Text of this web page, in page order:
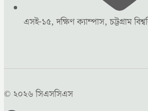
এসই-১৫, দক্ষিণ ক্যাম্পাস, চট্টগ্রাম
© ২০২৬ সিএসসিএস